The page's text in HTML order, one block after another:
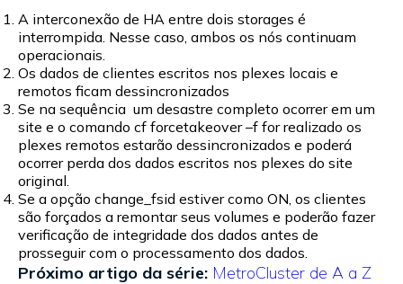
A interconexão de HA entre dois storages é
interrompida. Nesse caso, ambos os nós continuam
operacionais.
Os dados de clientes escritos nos plexes locais e
remotos ficam dessincronizados
Se na sequência um desastre completo ocorrer em um
site e o comando cf forcetakeover –f for realizado os
plexes remotos estarão dessincronizados e poderá
ocorrer perda dos dados escritos nos plexes do site
original.
Se a opção change_fsid estiver como ON, os clientes
são forçados a remontar seus volumes e poderão fazer
verificação de integridade dos dados antes de
prosseguir com o processamento dos dados.
Próximo artigo da série: MetroCluster de A a Z